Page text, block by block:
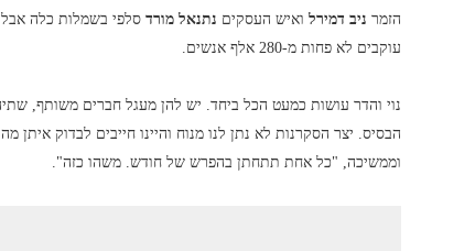
הזמר ניב דמירל ואיש העסקים נתנאל מורד סלפי בשמלות כלה
עוקבים לא פחות מ-280 אלף אנשים.
נוי והדר עושות כמעט הכל ביחד. יש להן מעגל חברים משותף,
הבסיס. יצר הסקרנות לא נתן לנו מנוח והיינו חייבים לבדוק
וממשיכה, "כל אחת תתחתן בהפרש של חודש. משהו כזה".